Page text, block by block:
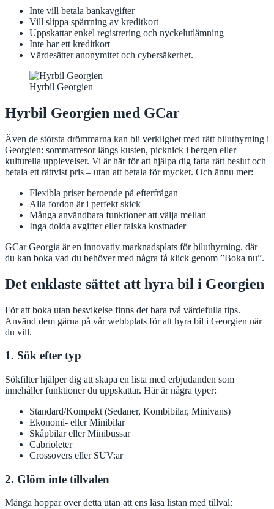
Inte vill betala bankavgifter
Vill slippa spärrning av kreditkort
Uppskattar enkel registrering och nyckelutlämning
Inte har ett kreditkort
Värdesätter anonymitet och cybersäkerhet.
Hyrbil Georgien
Hyrbil Georgien med GCar
Även de största drömmarna kan bli verklighet med rätt biluthyrning i
Georgien: sommarresor längs kusten, picknick i bergen eller
kulturella upplevelser. Vi är här för att hjälpa dig fatta rätt beslut och
betala ett rättvist pris – utan att betala för mycket. Och ännu mer:
Flexibla priser beroende på efterfrågan
Alla fordon är i perfekt skick
Många användbara funktioner att välja mellan
Inga dolda avgifter eller falska kostnader
GCar Georgia är en innovativ marknadsplats för biluthyrning, där
du kan boka vad du behöver med några få klick genom ”Boka nu”.
Det enklaste sättet att hyra bil i Georgien
För att boka utan besvikelse finns det bara två värdefulla tips.
Använd dem gärna på vår webbplats för att hyra bil i Georgien när
du vill.
1. Sök efter typ
Sökfilter hjälper dig att skapa en lista med erbjudanden som
innehåller funktioner du uppskattar. Här är några typer:
Standard/Kompakt (Sedaner, Kombibilar, Minivans)
Ekonomi- eller Minibilar
Skåpbilar eller Minibussar
Cabrioleter
Crossovers eller SUV:ar
2. Glöm inte tillvalen
Många hoppar över detta utan att ens läsa listan med tillval: